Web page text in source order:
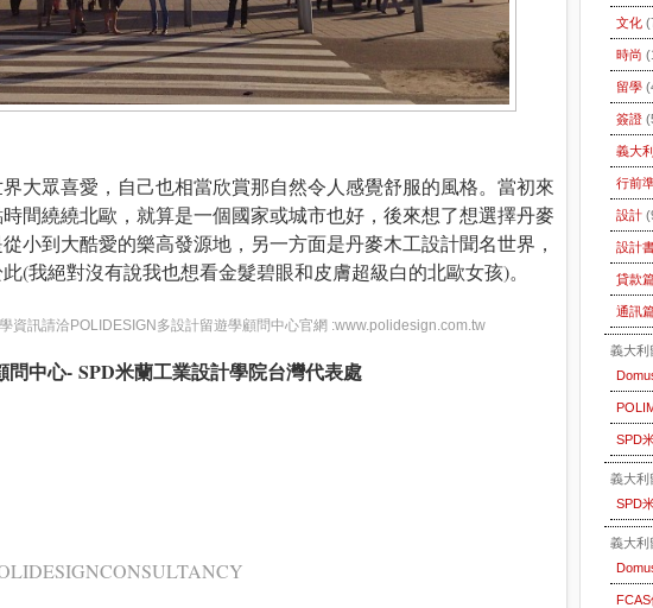
大眾喜愛，自己也相當欣賞那自然令人感覺舒服的風格。當初來
間繞繞北歐，就算是一個國家或城市也好，後來想了想選擇丹麥
小到大酷愛的樂高發源地，另一方面是丹麥木工設計聞名世界，
(我絕對沒有說我也想看金髮碧眼和皮膚超級白的北歐女孩)。
資訊請洽POLIDESIGN多設計留遊學顧問中心官網 :www.polidesign.com.tw
問中心- SPD米蘭工業設計學院台灣代表處
文化
時尚
留學
簽證
義大
行前
設計
設計
貸款
通訊
義大利
SPD
義大利
SPD
義大利